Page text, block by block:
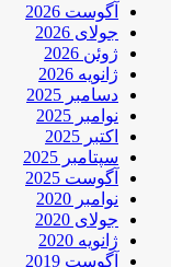
آگوست 2026
جولای 2026
ژوئن 2026
ژانویه 2026
دسامبر 2025
نوامبر 2025
اکتبر 2025
سپتامبر 2025
آگوست 2025
نوامبر 2020
جولای 2020
ژانویه 2020
آگوست 2019